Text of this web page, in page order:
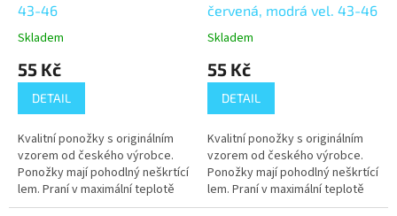
43-46
Skladem
55 Kč
DETAIL
Kvalitní ponožky s originálním
vzorem od českého výrobce.
Ponožky mají pohodlný neškrtící
lem. Praní v maximální teplotě
40°C.
červená, modrá vel. 43-46
Skladem
55 Kč
DETAIL
Kvalitní ponožky s originálním
vzorem od českého výrobce.
Ponožky mají pohodlný neškrtící
lem. Praní v maximální teplotě
40°C.